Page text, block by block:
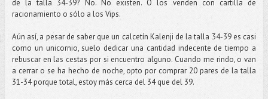
de la talla 34-39? No. No existen. O los venden con cartilla de
racionamiento o sólo a los Vips.
Aún así, a pesar de saber que un calcetín Kalenji de la talla 34-39 es casi
como un unicornio, suelo dedicar una cantidad indecente de tiempo a
rebuscar en las cestas por si encuentro alguno. Cuando me rindo, o van
a cerrar o se ha hecho de noche, opto por comprar 20 pares de la talla
31-34 porque total, estoy más cerca del 34 que del 39.